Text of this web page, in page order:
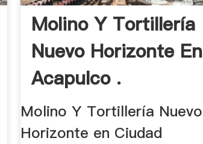
Molino Y Tortillería
Nuevo Horizonte En
Acapulco .
Molino Y Tortillería Nuevo
Horizonte en Ciudad